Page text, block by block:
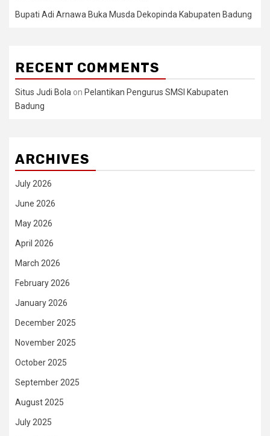
Bupati Adi Arnawa Buka Musda Dekopinda Kabupaten Badung
RECENT COMMENTS
Situs Judi Bola on Pelantikan Pengurus SMSI Kabupaten
Badung
ARCHIVES
July 2026
June 2026
May 2026
April 2026
March 2026
February 2026
January 2026
December 2025
November 2025
October 2025
September 2025
August 2025
July 2025